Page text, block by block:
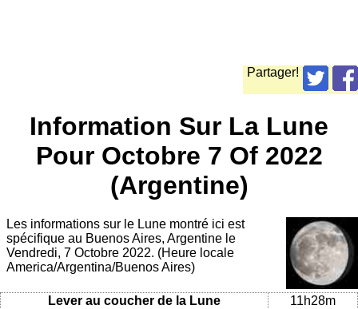
Partager!
Information Sur La Lune
Pour Octobre 7 Of 2022
(Argentine)
Les informations sur le Lune montré ici est
spécifique au Buenos Aires, Argentine le
Vendredi, 7 Octobre 2022. (Heure locale
America/Argentina/Buenos Aires)
Lever au coucher de la Lune
11h28m